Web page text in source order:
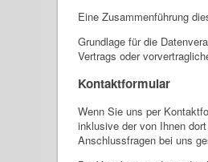
Eine Zusammenführung
Grundlage für die
Vertrags oder
Kontaktformular
Wenn Sie uns per
inklusive der von Ihnen
Anschlussfragen bei uns